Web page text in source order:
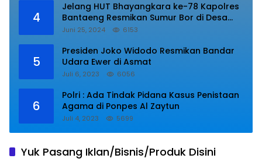
4
Jelang HUT Bhayangkara ke-78 Kapolres
Bantaeng Resmikan Sumur Bor di Desa
Kaloling Bantaeng
Juni 25, 2024 6153
5
Presiden Joko Widodo Resmikan Bandar
Udara Ewer di Asmat
Juli 6, 2023 6056
6
Polri : Ada Tindak Pidana Kasus Penistaan
Agama di Ponpes Al Zaytun
Juli 4, 2023 5699
Yuk Pasang Iklan/Bisnis/Produk Disini